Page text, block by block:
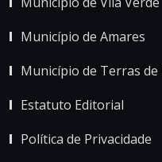
Município de Amares
Município de Terras
Estatuto Editorial
Política de Privacidade